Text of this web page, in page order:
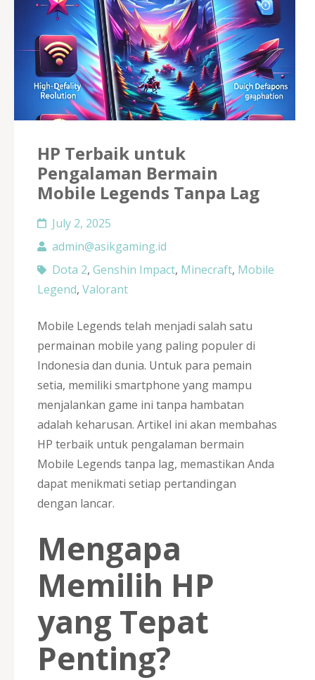
HP Terbaik untuk
Pengalaman Bermain
Mobile Legends Tanpa Lag
July 2, 2025
admin@asikgaming.id
Dota 2, Genshin Impact, Minecraft, Mobile
Legend, Valorant
Mobile Legends telah menjadi salah satu
permainan mobile yang paling populer di
Indonesia dan dunia. Untuk para pemain
setia, memiliki smartphone yang mampu
menjalankan game ini tanpa hambatan
adalah keharusan. Artikel ini akan membahas
HP terbaik untuk pengalaman bermain
Mobile Legends tanpa lag, memastikan Anda
dapat menikmati setiap pertandingan
dengan lancar.
Mengapa
Memilih HP
yang Tepat
Penting?